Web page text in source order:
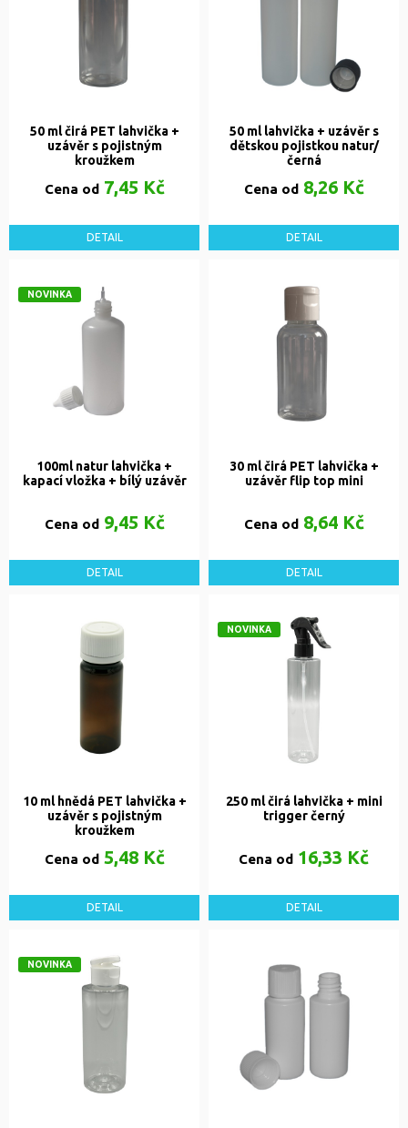
50 ml čirá PET lahvička +
uzávěr s pojistným
kroužkem
Cena od7,45 Kč
DETAIL
50 ml lahvička + uzávěr s
dětskou pojistkou natur/
černá
Cena od8,26 Kč
DETAIL
NOVINKA
100ml natur lahvička +
kapací vložka + bílý uzávěr
Cena od9,45 Kč
DETAIL
30 ml čirá PET lahvička +
uzávěr flip top mini
Cena od8,64 Kč
DETAIL
10 ml hnědá PET lahvička +
uzávěr s pojistným
kroužkem
Cena od5,48 Kč
DETAIL
NOVINKA
250 ml čirá lahvička + mini
trigger černý
Cena od 16,33 Kč
DETAIL
NOVINKA